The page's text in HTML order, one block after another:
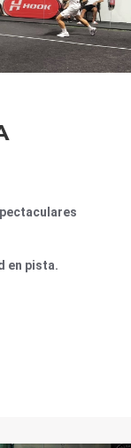
en pista.